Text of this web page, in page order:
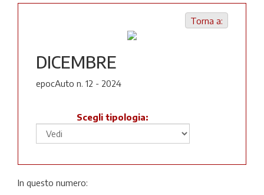
Torna a:
DICEMBRE
epocAuto n. 12 - 2024
Scegli tipologia:
In questo numero: